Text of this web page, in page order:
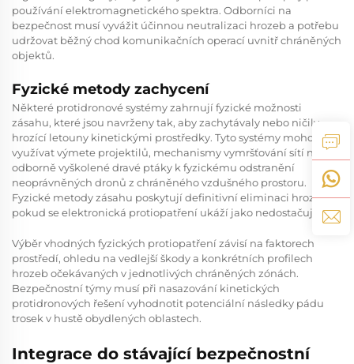
používání elektromagnetického spektra. Odborníci na
bezpečnost musí vyvážit účinnou neutralizaci hrozeb a potřebu
udržovat běžný chod komunikačních operací uvnitř chráněných
objektů.
Fyzické metody zachycení
Některé protidronové systémy zahrnují fyzické možnosti
zásahu, které jsou navrženy tak, aby zachytávaly nebo ničily
hrozící letouny kinetickými prostředky. Tyto systémy mohou
využívat výmete projektilů, mechanismy vymršťování sítí nebo
odborně vyškolené dravé ptáky k fyzickému odstranění
neoprávněných dronů z chráněného vzdušného prostoru.
Fyzické metody zásahu poskytují definitivní eliminaci hrozby,
pokud se elektronická protiopatření ukáží jako nedostačující.
Výběr vhodných fyzických protiopatření závisí na faktorech
prostředí, ohledu na vedlejší škody a konkrétních profilech
hrozeb očekávaných v jednotlivých chráněných zónách.
Bezpečnostní týmy musí při nasazování kinetických
protidronových řešení vyhodnotit potenciální následky pádu
trosek v hustě obydlených oblastech.
Integrace do stávající bezpečnostní